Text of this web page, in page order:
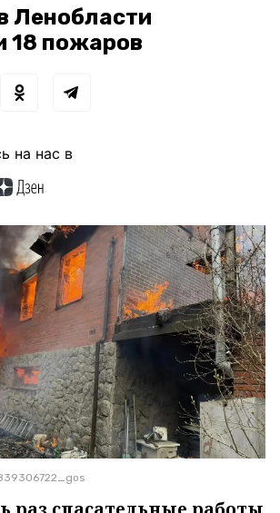
Ленобласти
18 пожаров
на нас в